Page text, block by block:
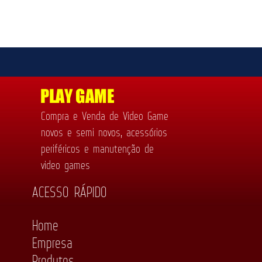
Compra e Venda de Video Game
novos e semi novos, acessórios
periféricos e manutenção de
video games
ACESSO RÁPIDO
Home
Empresa